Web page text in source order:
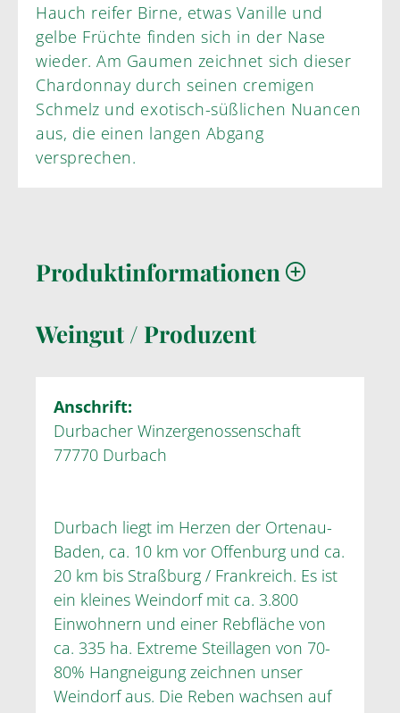
Hauch reifer Birne, etwas Vanille und
gelbe Früchte finden sich in der Nase
wieder. Am Gaumen zeichnet sich dieser
Chardonnay durch seinen cremigen
Schmelz und exotisch-süßlichen Nuancen
aus, die einen langen Abgang
versprechen.
Produktinformationen
Weingut / Produzent
Anschrift:
Durbacher Winzergenossenschaft
77770 Durbach
Durbach liegt im Herzen der Ortenau-
Baden, ca. 10 km vor Offenburg und ca.
20 km bis Straßburg / Frankreich. Es ist
ein kleines Weindorf mit ca. 3.800
Einwohnern und einer Rebfläche von
ca. 335 ha. Extreme Steillagen von 70-
80% Hangneigung zeichnen unser
Weindorf aus. Die Reben wachsen auf